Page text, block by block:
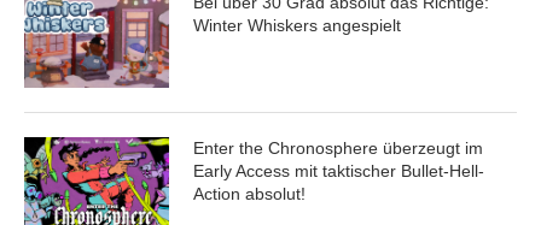
Winter Whiskers angespielt
Enter the Chronosphere überzeugt im
Early Access mit taktischer Bullet-Hell-
Action absolut!